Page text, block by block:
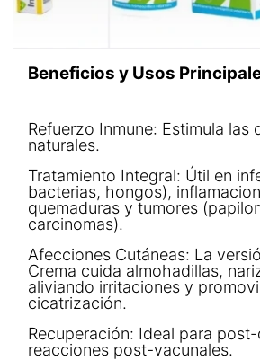
Beneficios y Usos
Refuerzo Inmune: Estimula las
naturales.
Tratamiento Integral: Útil en
bacterias, hongos),
quemaduras y tumores
carcinomas).
Afecciones Cutáneas: La
Crema cuida almohadillas,
aliviando irritaciones y
cicatrización.
Recuperación: Ideal para
reacciones post-vacunales.